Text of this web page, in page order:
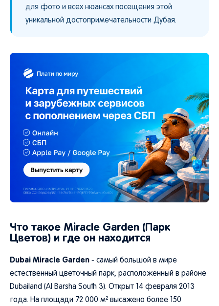
для фото и всех нюансах посещения этой
уникальной достопримечательности Дубая.
Что такое Miracle Garden (Парк
Цветов) и где он находится
Dubai Miracle Garden - самый большой в мире
естественный цветочный парк, расположенный в районе
Dubailand (Al Barsha South 3). Открыт 14 февраля 2013
года. На площади 72 000 м² высажено более 150